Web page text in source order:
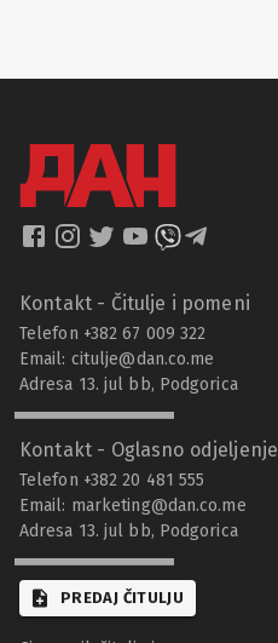
Kontakt - Čitulje i pomeni
Telefon +382 67 009 322
Email: citulje@dan.co.me
Adresa 13. jul bb, Podgorica
Kontakt - Oglasno odjeljenje
Telefon +382 20 481 555
Email: marketing@dan.co.me
Adresa 13. jul bb, Podgorica
PREDAJ ČITULJU